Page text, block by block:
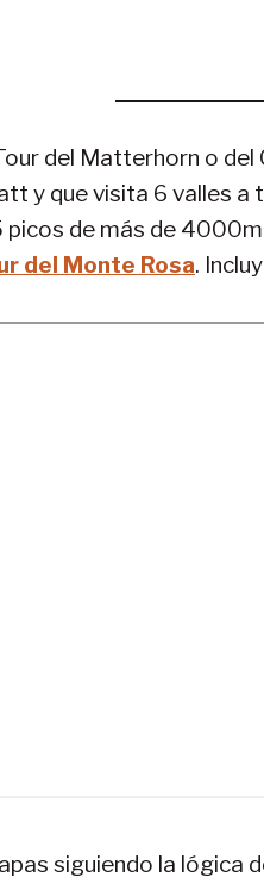
del Matterhorn o
y que visita 6 valles a
de más de
del Monte Rosa.
siguiendo la lógica